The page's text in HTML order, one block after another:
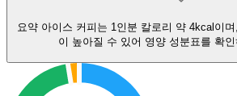
요약 아이스 커피는 1인분 칼로리 약 4kcal이
이 높아질 수 있어 영양 성분표를 확